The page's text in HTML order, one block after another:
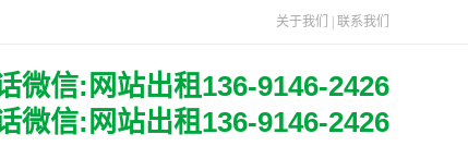
关于我们 联系我们
微信:网站出租136-9146-2426
微信:网站出租136-9146-2426